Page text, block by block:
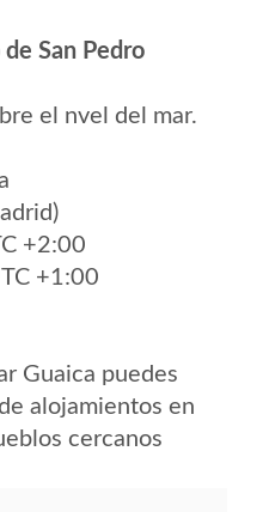
San Pedro
el nvel del mar.
+2:00
+1:00
Guaica puedes
alojamientos en
cercanos